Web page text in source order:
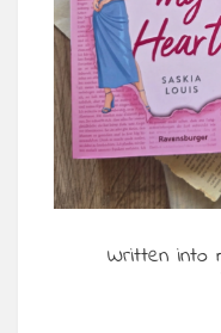
Written into